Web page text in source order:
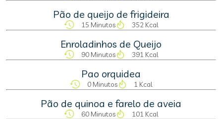
Pão de queijo de frigideira
15 Minutos 352 Kcal
Enroladinhos de Queijo
90 Minutos 391 Kcal
Pao orquidea
0 Minutos 1 Kcal
Pão de quinoa e farelo de aveia
60 Minutos 101 Kcal